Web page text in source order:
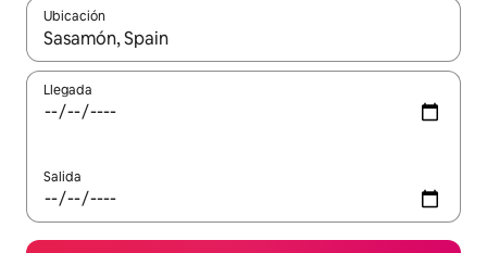
Ubicación
Cuando los resultados estén disponibles, navega con las
Llegada
Salida